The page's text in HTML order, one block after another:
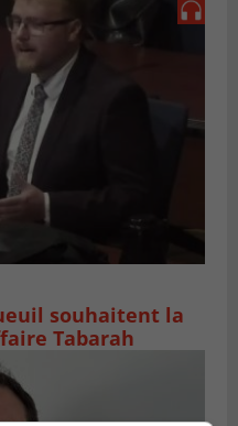
souhaitent la
Tabarah